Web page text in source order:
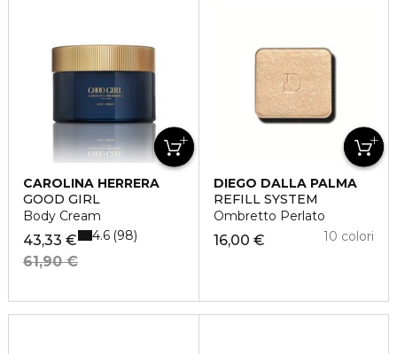
CAROLINA HERRERA
GOOD GIRL
Body Cream
43,33 €
61,90 €
4.6 98
DIEGO DALLA PALMA
REFILL SYSTEM
Ombretto Perlato
16,00 € 10 colori